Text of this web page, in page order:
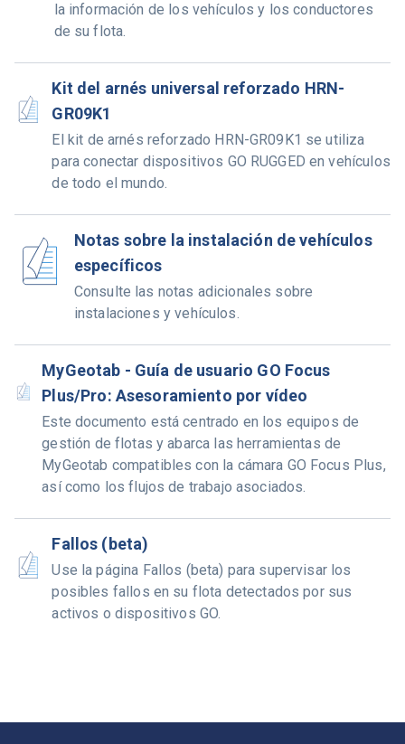
la información de los vehículos y los conductores
de su flota.
Kit del arnés universal reforzado HRN-
GR09K1
El kit de arnés reforzado HRN-GR09K1 se utiliza
para conectar dispositivos GO RUGGED en vehículos
de todo el mundo.
Notas sobre la instalación de vehículos
específicos
Consulte las notas adicionales sobre
instalaciones y vehículos.
MyGeotab - Guía de usuario GO Focus
Plus/Pro: Asesoramiento por vídeo
Este documento está centrado en los equipos de
gestión de flotas y abarca las herramientas de
MyGeotab compatibles con la cámara GO Focus Plus,
así como los flujos de trabajo asociados.
Fallos (beta)
Use la página Fallos (beta) para supervisar los
posibles fallos en su flota detectados por sus
activos o dispositivos GO.